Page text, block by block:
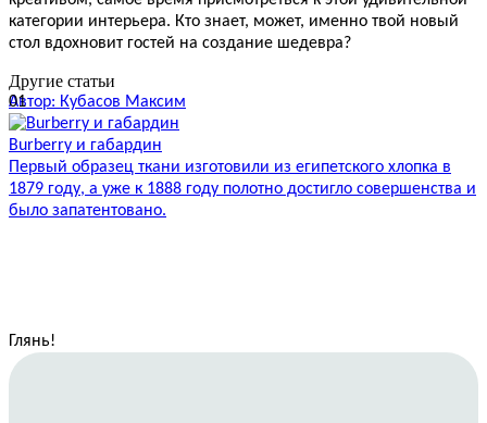
категории интерьера. Кто знает, может, именно твой новый
стол вдохновит гостей на создание шедевра?
Другие статьи
01
Автор: Кубасов Максим
Burberry и габардин
Первый образец ткани изготовили из египетского хлопка в
1879 году, а уже к 1888 году полотно достигло совершенства и
было запатентовано.
Глянь!